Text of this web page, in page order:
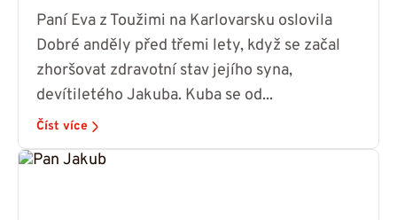
Paní Eva z Toužimi na Karlovarsku oslovila
Dobré anděly před třemi lety, když se začal
zhoršovat zdravotní stav jejího syna,
devítiletého Jakuba. Kuba se od...
Číst více